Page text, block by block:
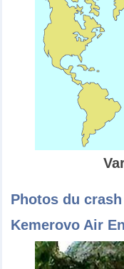
Photos du
Kemerovo Air